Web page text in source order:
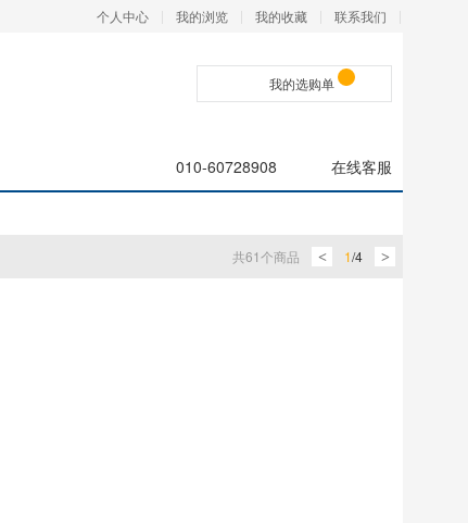
个人中心 我的浏览 我的收藏 联系我们
我的选购单
在线客服
010-60728908
共61个商品 < 1/4 >